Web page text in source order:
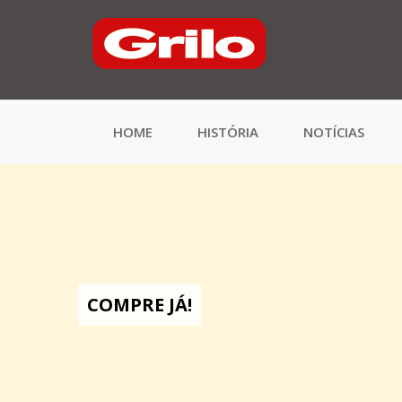
HOME HISTÓRIA NOTÍCIAS
COMPRE JÁ!